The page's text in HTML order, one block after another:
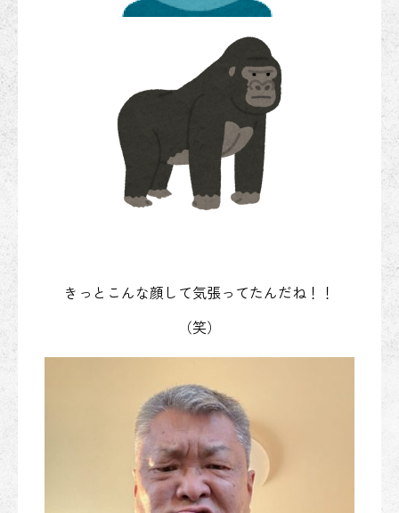
きっとこんな顔して気張ってたんだね！！
（笑）